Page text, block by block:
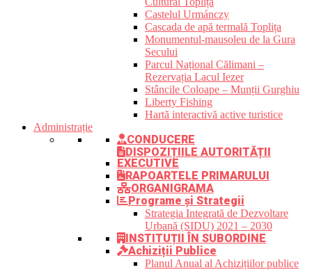
Castelul Urmánczy
Cascada de apă termală Toplița
Monumentul-mausoleu de la Gura
Secului
Parcul Național Călimani –
Rezervația Lacul Iezer
Stâncile Coloape – Munții Gurghiu
Liberty Fishing
Hartă interactivă active turistice
Administrație
CONDUCERE
DISPOZIȚIILE AUTORITĂȚII
EXECUTIVE
RAPOARTELE PRIMARULUI
ORGANIGRAMA
Programe și Strategii
Strategia Integrată de Dezvoltare
Urbană (SIDU) 2021 – 2030
INSTITUȚII ÎN SUBORDINE
Achiziții Publice
Planul Anual al Achizițiilor publice